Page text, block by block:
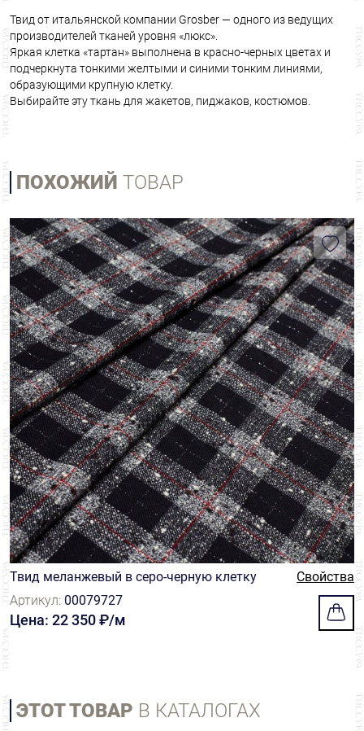
Твид от итальянской компании Grosber — одного из ведущих
производителей тканей уровня «люкс».
Яркая клетка «тартан» выполнена в красно-черных цветах и
подчеркнута тонкими желтыми и синими тонким линиями,
образующими крупную клетку.
Выбирайте эту ткань для жакетов, пиджаков, костюмов.
ПОХОЖИЙ ТОВАР
Твид меланжевый в серо-черную клетку
Свойства
Артикул: 00079727
Цена: 22 350 ₽/м
ЭТОТ ТОВАР В КАТАЛОГАХ